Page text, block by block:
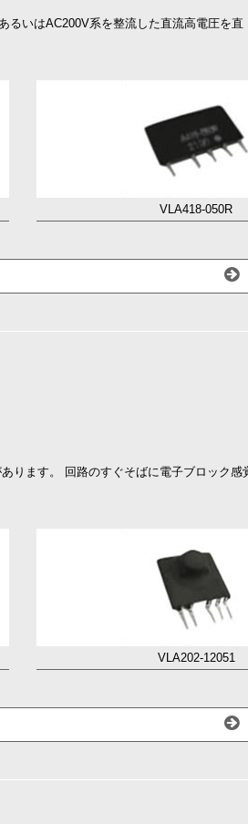
るいはAC200V系を整流した直流高電圧を直
VLA418-050R
ります。 回路のすぐそばに電子ブロック感
VLA202-12051